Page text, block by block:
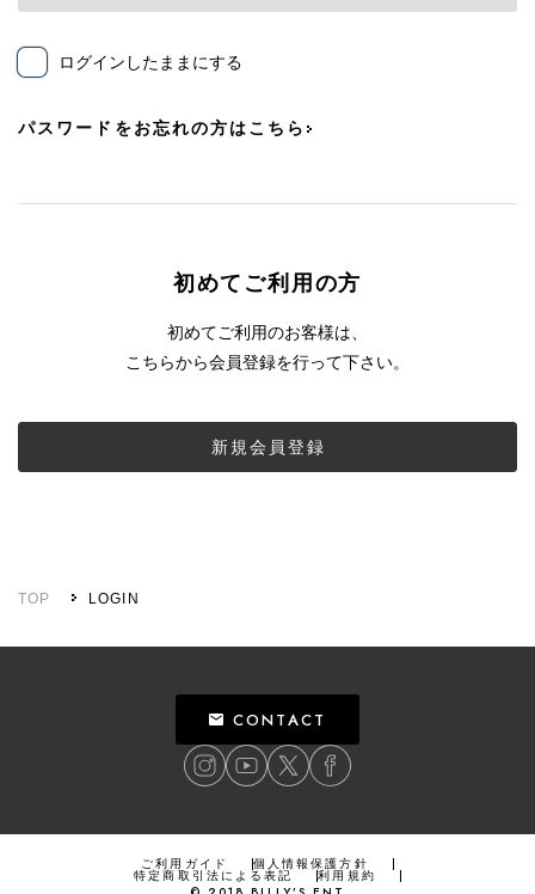
ログインしたままにする
パスワードをお忘れの方はこちら
初めてご利用の方
初めてご利用のお客様は、
こちらから会員登録を行って下さい。
新規会員登録
TOP LOGIN
CONTACT
ご利用ガイド 個人情報保護方針
特定商取引法による表記
利用規約